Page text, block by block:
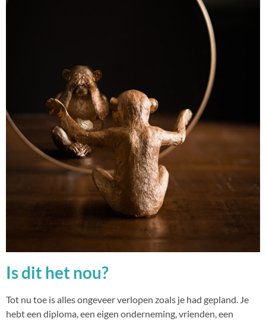
Is dit het nou?
Tot nu toe is alles ongeveer verlopen zoals je had gepland. Je
hebt een diploma, een eigen onderneming, vrienden, een